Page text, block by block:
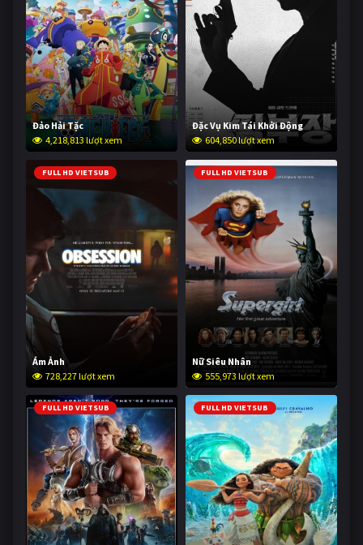
Đảo Hải Tặc
4,218,813 lượt xem
Đặc Vụ Kim Tái Khởi Động
604,850 lượt xem
FULL HD VIETSUB
Ám Ảnh
728,227 lượt xem
FULL HD VIETSUB
Nữ Siêu Nhân
555,973 lượt xem
FULL HD VIETSUB FULL HD VIETSUB